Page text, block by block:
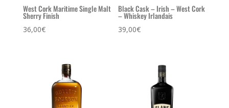
West Cork Maritime Single Malt
Sherry Finish
36,00€
Black Cask – Irish – West Cork
– Whiskey Irlandais
39,00€